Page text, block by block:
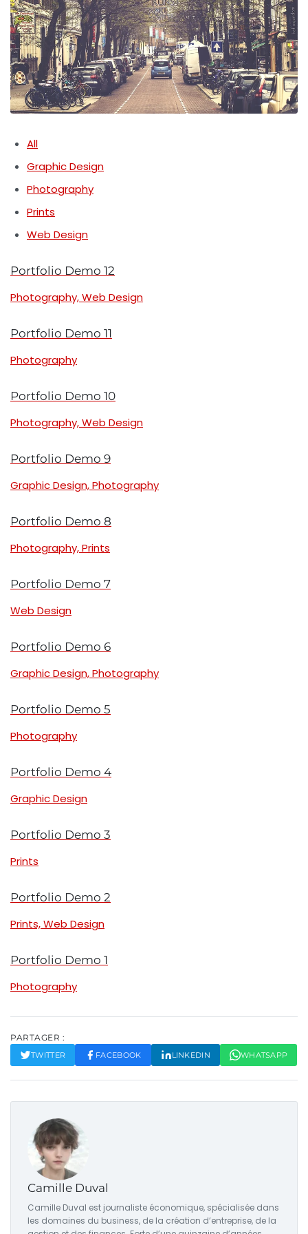
All
Graphic Design
Photography
Prints
Web Design
Portfolio Demo 12
Photography, Web Design
Portfolio Demo 11
Photography
Portfolio Demo 10
Photography, Web Design
Portfolio Demo 9
Graphic Design, Photography
Portfolio Demo 8
Photography, Prints
Portfolio Demo 7
Web Design
Portfolio Demo 6
Graphic Design, Photography
Portfolio Demo 5
Photography
Portfolio Demo 4
Graphic Design
Portfolio Demo 3
Prints
Portfolio Demo 2
Prints, Web Design
Portfolio Demo 1
Photography
PARTAGER :
TWITTER FACEBOOK LINKEDIN WHATSAPP
Camille Duval
Camille Duval est journaliste économique, spécialisée dans
les domaines du business, de la création d’entreprise, de la